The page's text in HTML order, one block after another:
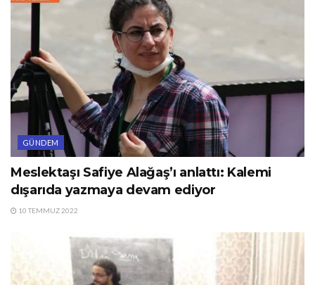
GÜNDEM
Meslektaşı Safiye Alağaş’ı anlattı: Kalemi
dışarıda yazmaya devam ediyor
10 TEMMUZ 2022